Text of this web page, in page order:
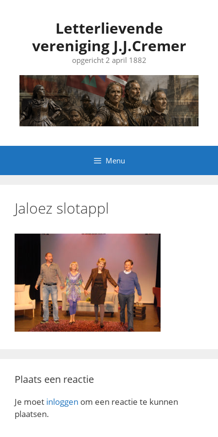
Letterlievende
vereniging J.J.Cremer
opgericht 2 april 1882
Menu
Jaloez slotappl
Plaats een reactie
Je moet inloggen om een reactie te kunnen
plaatsen.